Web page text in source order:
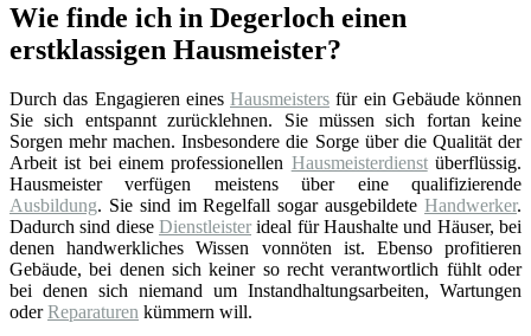
Wie finde ich in Degerloch einen
erstklassigen Hausmeister?
Durch das Engagieren eines Hausmeisters für ein Gebäude können
Sie sich entspannt zurücklehnen. Sie müssen sich fortan keine
Sorgen mehr machen. Insbesondere die Sorge über die Qualität der
Arbeit ist bei einem professionellen Hausmeisterdienstüberflüssig.
Hausmeister verfügen meistens über eine qualifizierende
Ausbildung. Sie sind im Regelfall sogar ausgebildete Handwerker.
Dadurch sind diese Dienstleister ideal für Haushalte und Häuser, bei
denen handwerkliches Wissen vonnöten ist. Ebenso profitieren
Gebäude, bei denen sich keiner so recht verantwortlich fühlt oder
bei denen sich niemand um Instandhaltungsarbeiten, Wartungen
oderReparaturen kümmern will.